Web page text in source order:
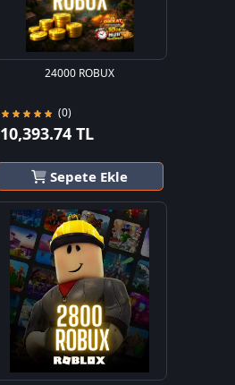
24000 ROBUX
(0)
10,393.74 TL
Sepete Ekle